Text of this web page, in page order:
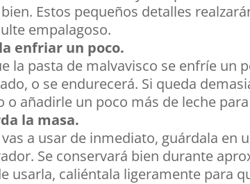
Estos pequeños detalles
empalagoso.
enfriar un poco.
la pasta de malvavisco se enfríe un
o se endurecerá. Si queda
o añadirle un poco más de leche
la masa.
vas a usar de inmediato, guárdala en
Se conservará bien durante
usarla, caliéntala ligeramente para